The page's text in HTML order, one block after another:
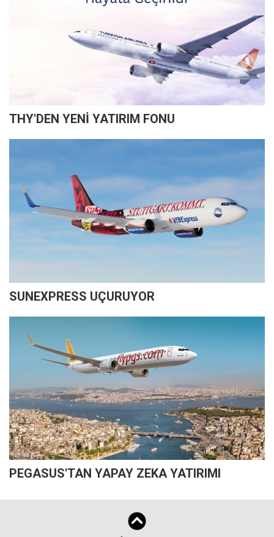
THY'DEN YENİ YATIRIM FONU
SUNEXPRESS UÇURUYOR
PEGASUS'TAN YAPAY ZEKA YATIRIMI